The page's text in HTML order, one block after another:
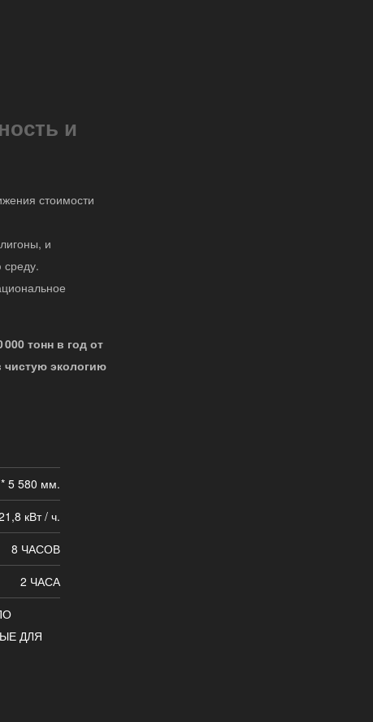
и
стоимости
и
тонн в год от
чистую экологию
5 580 мм.
кВт / ч.
8 ЧАСОВ
2 ЧАСА
ДЛЯ